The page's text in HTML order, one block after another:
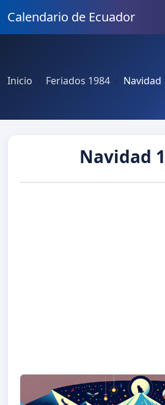
Calendario de Ecuador
Inicio Feriados 1984 Navidad
Navidad